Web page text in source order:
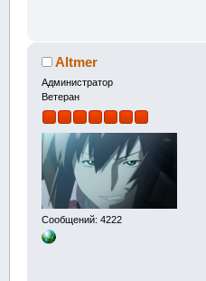
Altmer
Администратор
Ветеран
Сообщений: 4222